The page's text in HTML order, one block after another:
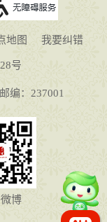
地图 我要纠错
号
邮编：237001
博